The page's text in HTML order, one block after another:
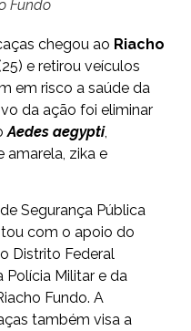
Fundo
chegou ao Riacho
e retirou veículos
em risco a saúde da
da ação foi eliminar
Aedes aegypti,
amarela, zika e
Segurança Pública
com o apoio do
Distrito Federal
Polícia Militar e da
Fundo. A
também visa a